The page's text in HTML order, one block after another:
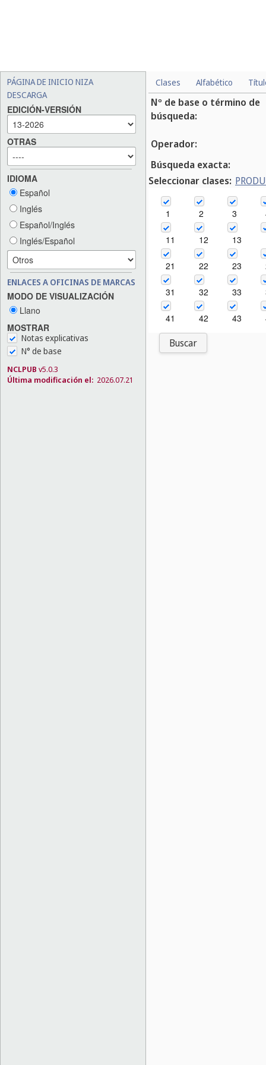
PÁGINA DE INICIO NIZA
DESCARGA
EDICIÓN-VERSIÓN
OTRAS
IDIOMA
Español
Inglés
Español/Inglés
Inglés/Español
ENLACES A OFICINAS DE MARCAS
MODO DE VISUALIZACIÓN
Llano
MOSTRAR
Notas explicativas
N° de base
NCLPUB v5.0.3
Última modificación el: 2026.07.21
Clases Alfabético
Nº de base o término de
búsqueda:
Operador:
Búsqueda exacta:
Seleccionar clases:
1 2 3
11 12 13
21 22 23
31 32 33
41 42 43
Buscar